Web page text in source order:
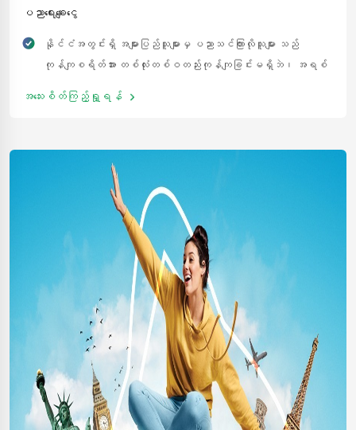
ပညာရေးချေးငွေ
နိုင်ငံအတွင်းရှိ အများပြည်သူများမှ ပညာသင်ကြားလိုသူများ သည်
ကုန်ကျစရိတ်အား တစ်လုံးတစ်ဝတည်းကုန်ကျခြင်းမရှိဘဲ၊ အရစ်
လျှောက်ထားနိုင်ပါသည်။
အသေးစိတ်ကြည့်ရှု့ရန်